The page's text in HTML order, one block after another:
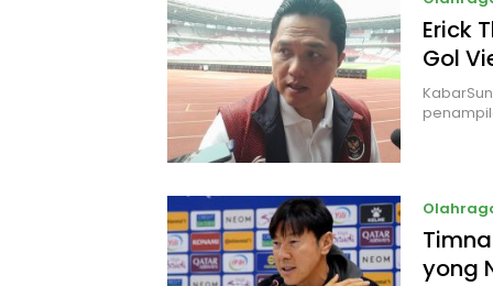
Erick
Gol
yong